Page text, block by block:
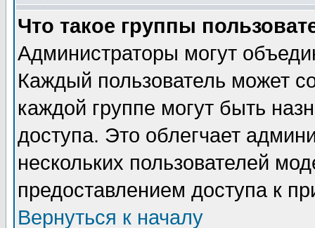
Что такое группы
Администраторы могут
Каждый пользователь может
каждой группе могут быть
доступа. Это облегчает
нескольких пользователей
предоставлением доступа к
Вернуться к началу